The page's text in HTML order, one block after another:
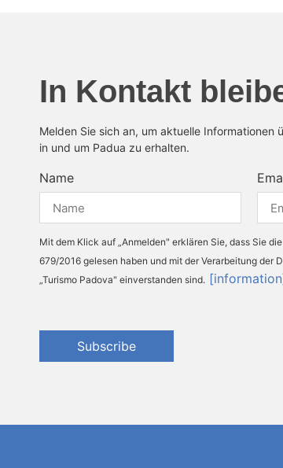
In Kontakt
Melden Sie sich an, um aktuelle Informationen
in und um Padua zu erhalten.
Name
Mit dem Klick auf „Anmelden" erklären Sie, dass Sie
679/2016 gelesen haben und mit der Verarbeitung der
„Turismo Padova" einverstanden sind.
Subscribe